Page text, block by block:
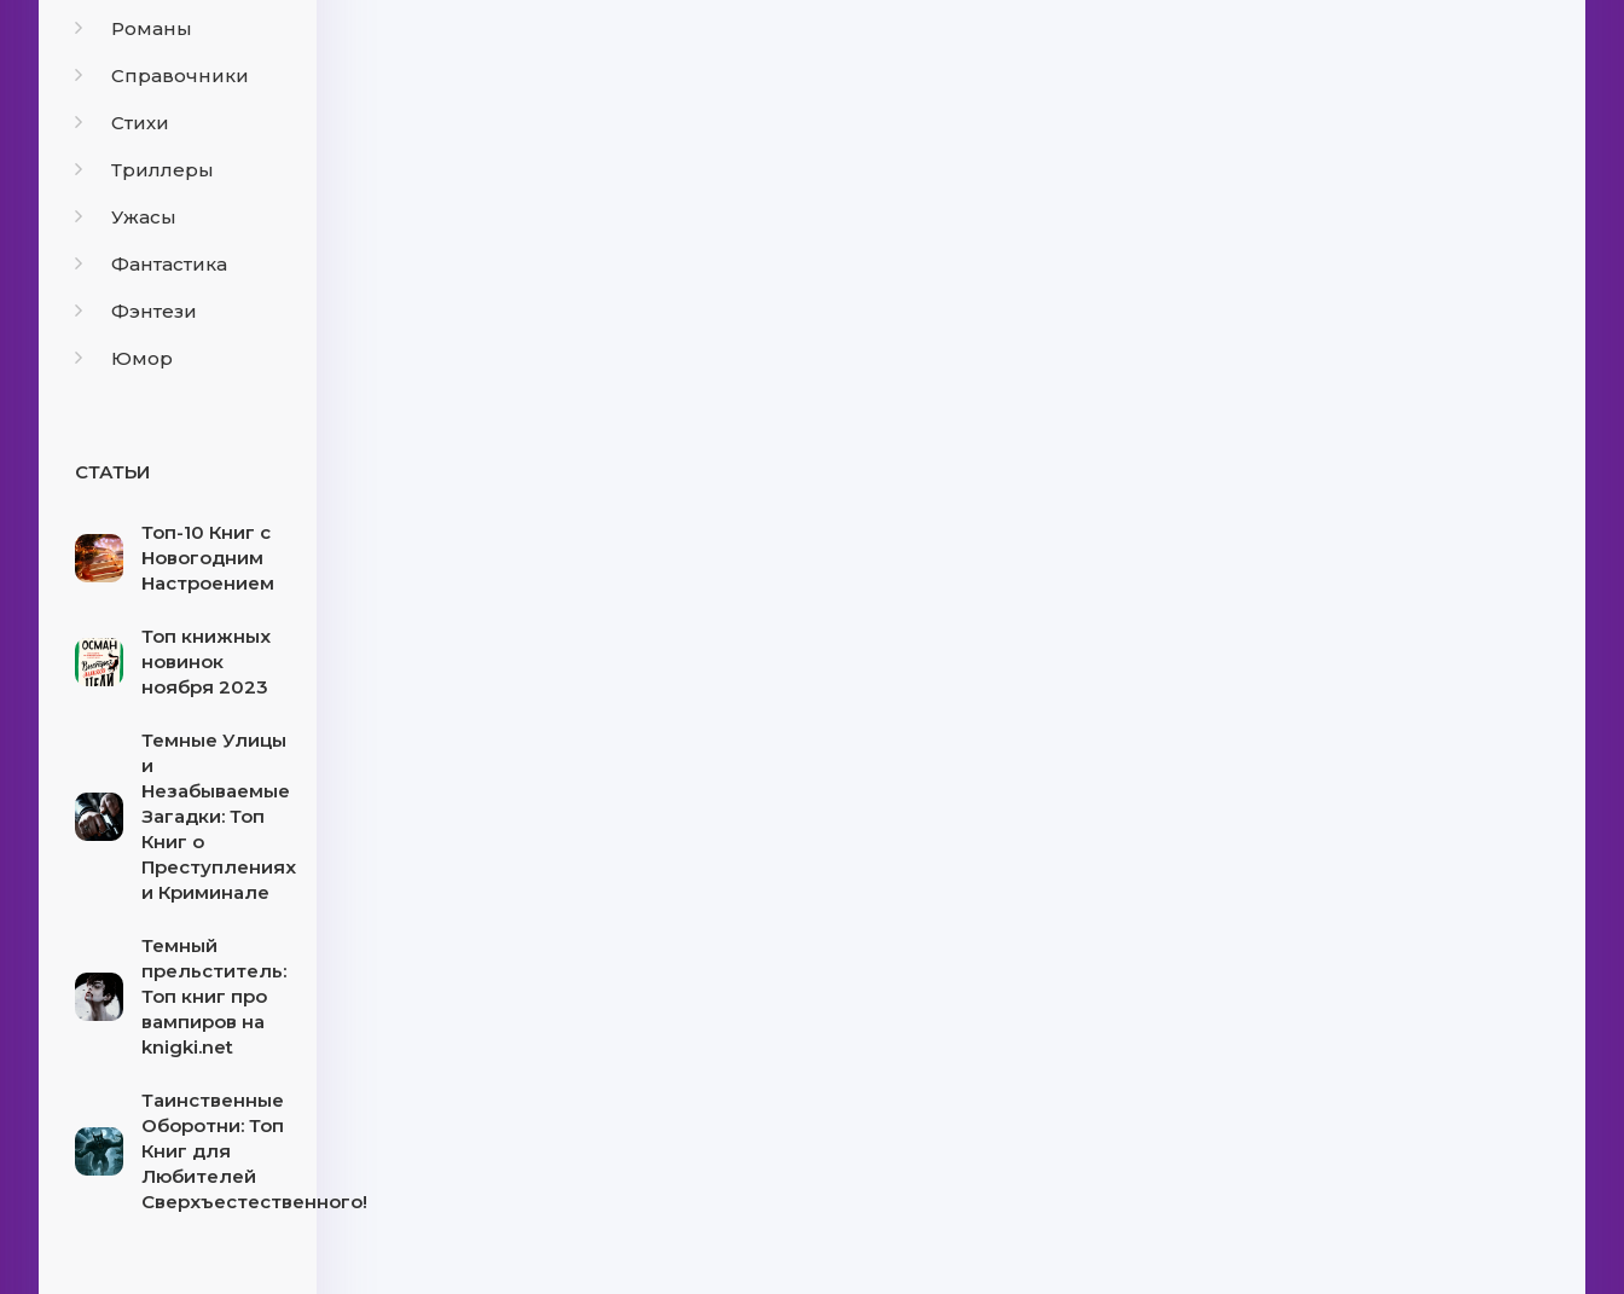
Романы
Справочники
Стихи
Триллеры
Ужасы
Фантастика
Фэнтези
Юмор
СТАТЬИ
Топ-10 Книг с
Новогодним
Настроением
Топ книжных
новинок
ноября 2023
Темные Улицы
и
Незабываемые
Загадки: Топ
Книг о
Преступлениях
и Криминале
Темный
прельститель:
Топ книг про
вампиров на
knigki.net
Таинственные
Оборотни: Топ
Книг для
Любителей
Сверхъестественного!